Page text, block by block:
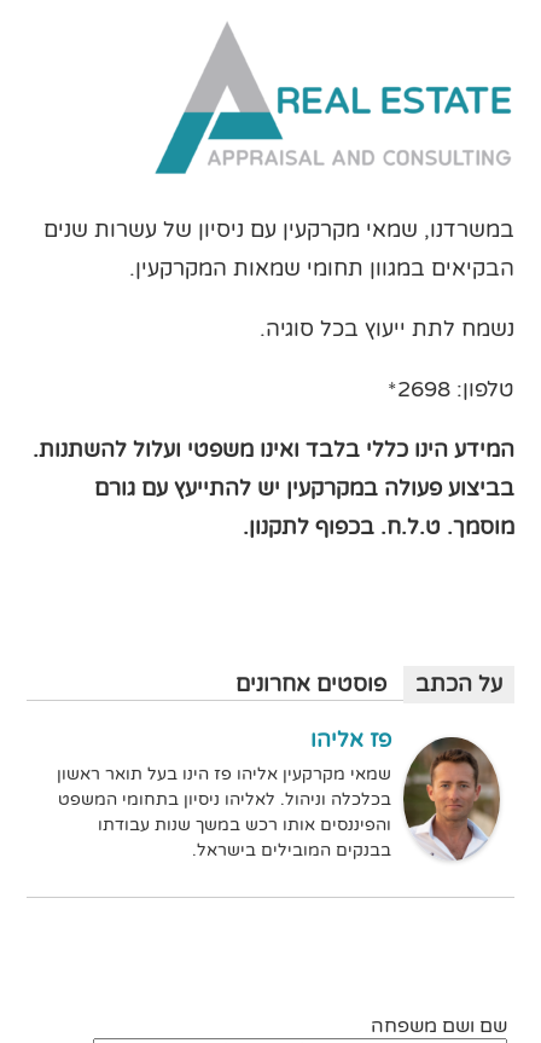
במשרדנו, שמאי מקרקעין עם ניסיון של עשרות שנים
הבקיאים במגוון תחומי שמאות המקרקעין.
נשמח לתת ייעוץ בכל סוגיה.
טלפון: 2698*
המידע הינו כללי בלבד ואינו משפטי ועלול להשתנות.
בביצוע פעולה במקרקעין יש להתייעץ עם גורם
מוסמך. ט.ל.ח. בכפוף לתקנון.
על הכתב פוסטים אחרונים
פז אליהו
שמאי מקרקעין אליהו פז הינו בעל תואר ראשון
בכלכלה וניהול. לאליהו ניסיון בתחומי המשפט
והפיננסים אותו רכש במשך שנות עבודתו
בבנקים המובילים בישראל.
שם ושם משפחה